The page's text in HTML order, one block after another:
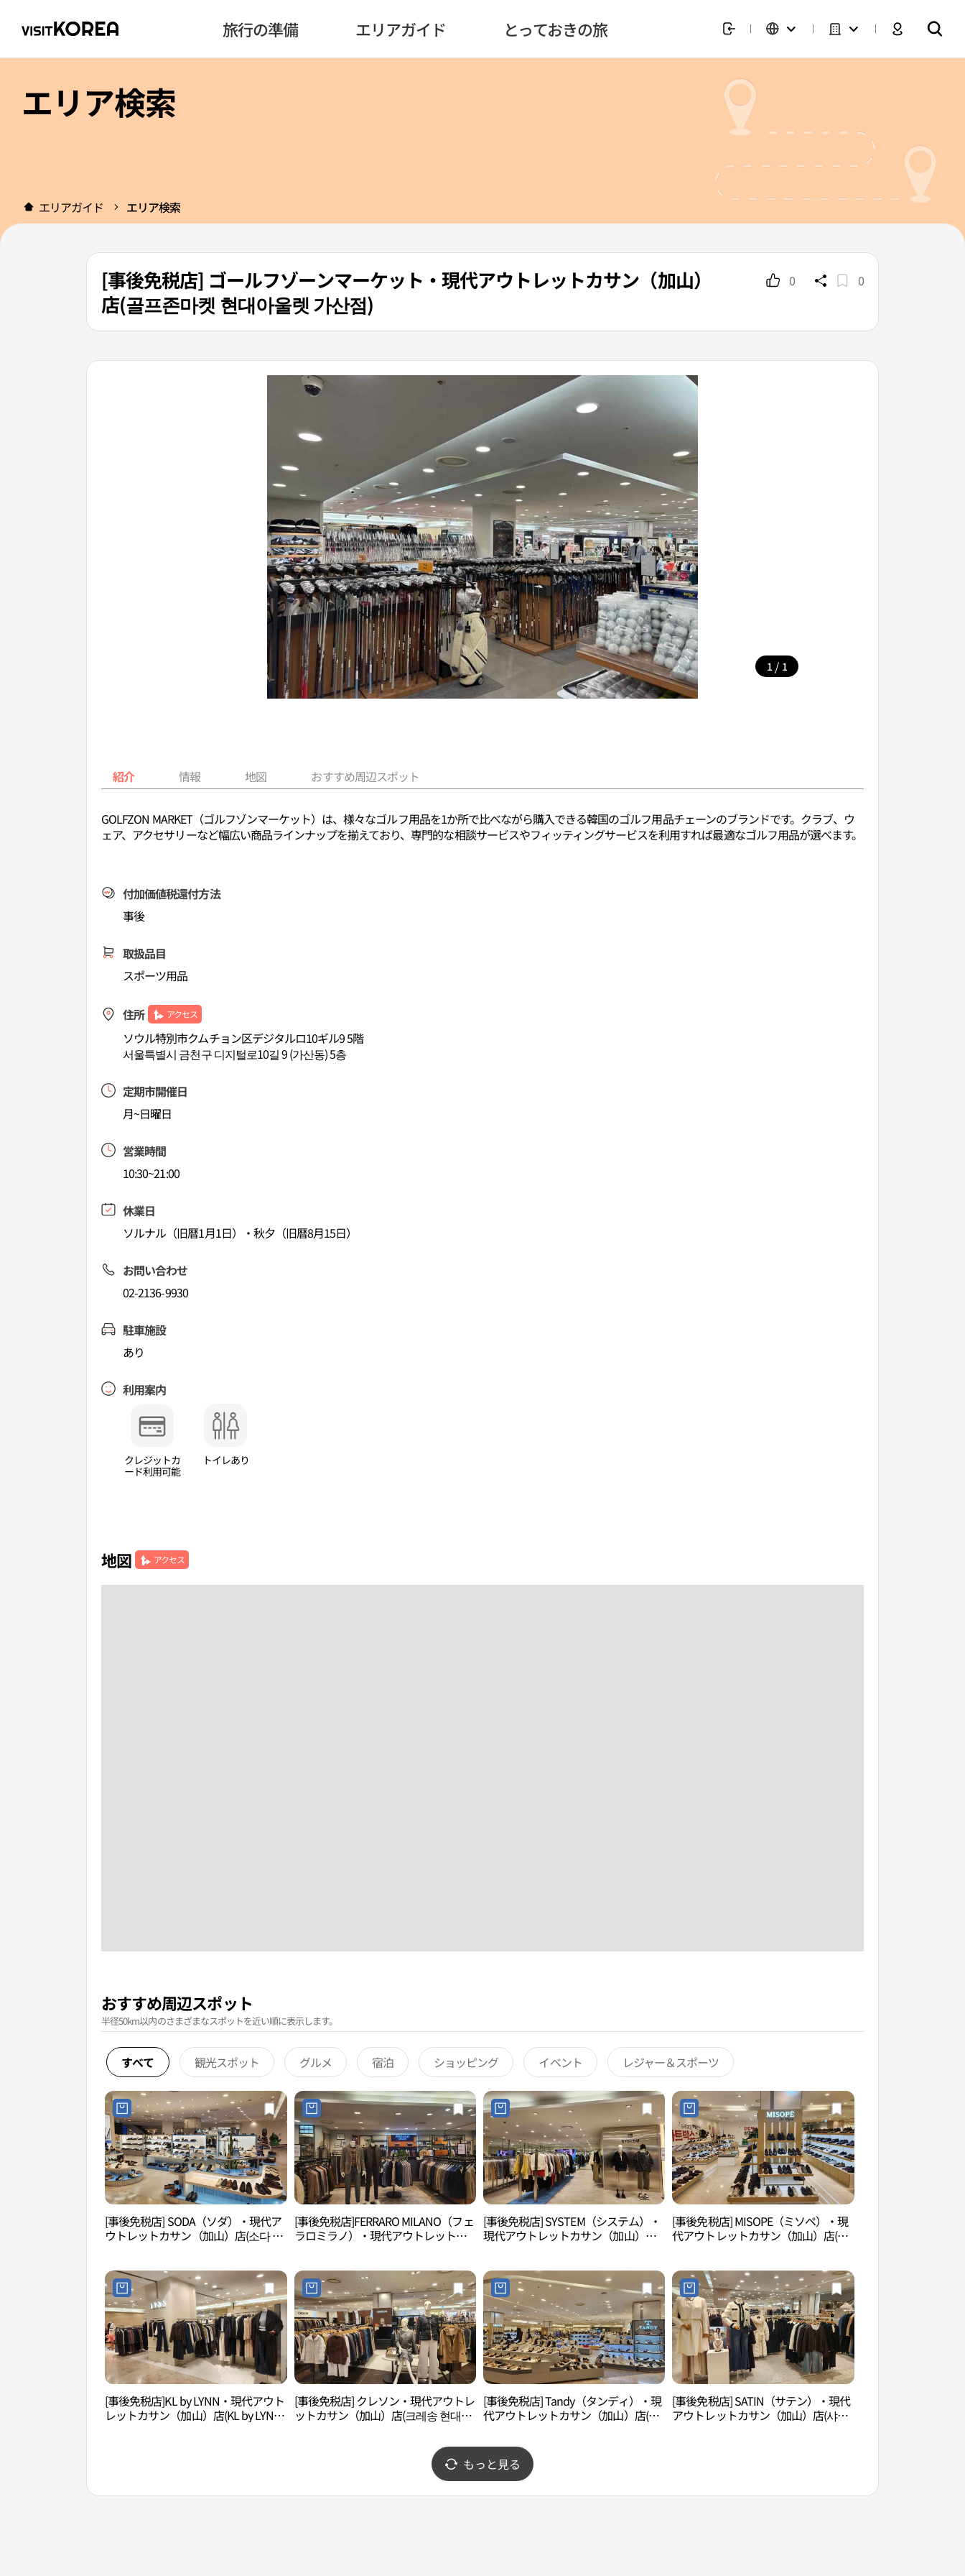
旅行の準備 エリアガイド とっておきの旅
エリア検索
エリアガイド エリア検索
[事後免税店] ゴールフゾーンマーケット・現代アウトレットカサン（加山）
店(골프존마켓 현대아울렛 가산점)
0 0
1 / 1
紹介 情報 地図 おすすめ周辺スポット
GOLFZON MARKET（ゴルフゾンマーケット）は、様々なゴルフ用品を1か所で比べながら購入できる韓国のゴルフ用品チェーンのブランドです。クラブ、ウ
ェア、アクセサリーなど幅広い商品ラインナップを揃えており、専門的な相談サービスやフィッティングサービスを利用すれば最適なゴルフ用品が選べます。
付加価値税還付方法
事後
取扱品目
スポーツ用品
住所 アクセス
ソウル特別市クムチョン区デジタルロ10ギル9 5階
서울특별시 금천구 디지털로10길 9 (가산동) 5층
定期市開催日
月~日曜日
営業時間
10:30~21:00
休業日
ソルナル（旧暦1月1日）・秋夕（旧暦8月15日）
お問い合わせ
02-2136-9930
駐車施設
あり
利用案内
クレジットカ
ード利用可能
トイレあり
地図 アクセス
おすすめ周辺スポット
半径50km以内のさまざまなスポットを近い順に表示します。
すべて 観光スポット グルメ 宿泊 ショッピング イベント レジャー＆スポーツ
[事後免税店] SODA（ソダ）・現代ア
ウトレットカサン（加山）店(소다 현
[事後免税店]FERRARO MILANO（フェ
ラロミラノ）・現代アウトレットカ
[事後免税店] SYSTEM（システム）・
現代アウトレットカサン（加山）店
[事後免税店] MISOPE（ミソペ）・現
代アウトレットカサン（加山）店(미
[事後免税店]KL by LYNN・現代アウト
レットカサン（加山）店(KL by LYNN
[事後免税店] クレソン・現代アウトレ
ットカサン（加山）店(크레송 현대아
[事後免税店] Tandy（タンディ）・現
代アウトレットカサン（加山）店(탠
[事後免税店] SATIN（サテン）・現代
アウトレットカサン（加山）店(샤틴
もっと見る